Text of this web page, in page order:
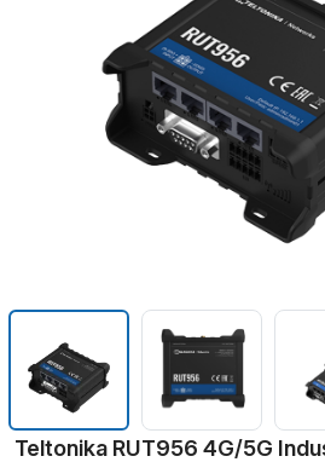
Teltonika RUT956 4G/5G